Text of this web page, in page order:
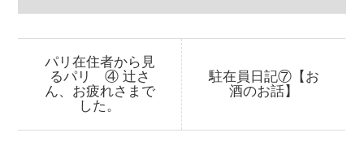
パリ在住者から見
るパリ ④ 辻さ
ん、お疲れさまで
した。
駐在員日記⑦【お
酒のお話】